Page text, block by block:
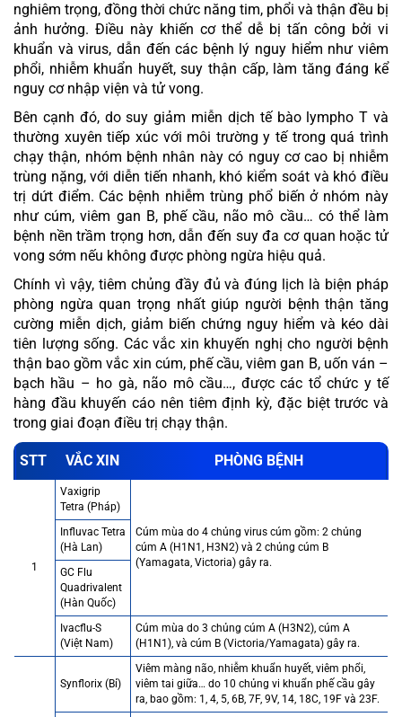
nghiêm trọng, đồng thời chức năng tim, phổi và thận đều bị
ảnh hưởng. Điều này khiến cơ thể dễ bị tấn công bởi vi
khuẩn và virus, dẫn đến các bệnh lý nguy hiểm như viêm
phổi, nhiễm khuẩn huyết, suy thận cấp, làm tăng đáng kể
nguy cơ nhập viện và tử vong.
Bên cạnh đó, do suy giảm miễn dịch tế bào lympho T và
thường xuyên tiếp xúc với môi trường y tế trong quá trình
chạy thận, nhóm bệnh nhân này có nguy cơ cao bị nhiễm
trùng nặng, với diễn tiến nhanh, khó kiểm soát và khó điều
trị dứt điểm. Các bệnh nhiễm trùng phổ biến ở nhóm này
như cúm, viêm gan B, phế cầu, não mô cầu… có thể làm
bệnh nền trầm trọng hơn, dẫn đến suy đa cơ quan hoặc tử
vong sớm nếu không được phòng ngừa hiệu quả.
Chính vì vậy, tiêm chủng đầy đủ và đúng lịch là biện pháp
phòng ngừa quan trọng nhất giúp người bệnh thận tăng
cường miễn dịch, giảm biến chứng nguy hiểm và kéo dài
tiên lượng sống. Các vắc xin khuyến nghị cho người bệnh
thận bao gồm vắc xin cúm, phế cầu, viêm gan B, uốn ván –
bạch hầu – ho gà, não mô cầu…, được các tổ chức y tế
hàng đầu khuyến cáo nên tiêm định kỳ, đặc biệt trước và
trong giai đoạn điều trị chạy thận.
STT VẮC XIN PHÒNG BỆNH
1
Vaxigrip
Tetra (Pháp)
Cúm mùa do 4 chủng virus cúm gồm: 2 chủng
cúm A (H1N1, H3N2) và 2 chủng cúm B
(Yamagata, Victoria) gây ra.
Influvac Tetra
(Hà Lan)
GC Flu
Quadrivalent
(Hàn Quốc)
Ivacflu-S
(Việt Nam)
Cúm mùa do 3 chủng cúm A (H3N2), cúm A
(H1N1), và cúm B (Victoria/Yamagata) gây ra.
Synflorix (Bỉ)
Viêm màng não, nhiễm khuẩn huyết, viêm phổi,
viêm tai giữa… do 10 chủng vi khuẩn phế cầu gây
ra, bao gồm: 1, 4, 5, 6B, 7F, 9V, 14, 18C, 19F và 23F.